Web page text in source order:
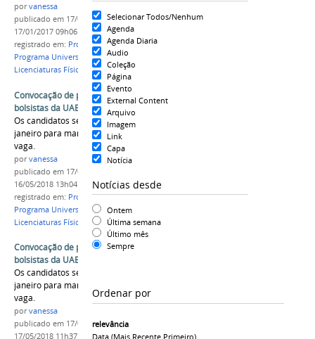
Selecionar Todos/Nenhum
Agenda
Agenda Diaria
Audio
Coleção
Página
Evento
External Content
Arquivo
Imagem
Link
Capa
Notícia
Notícias desde
Ontem
Última semana
Último mês
Sempre
Ordenar por
relevância
Data (mais Recente Primeiro)
porvanessa
publicado em 17/01/2017—última modificaçãoem
17/01/2017 09h06
registrado em: Professores formadores bolsistas
Programa Universidade Aberta do Brasil
Licenciaturas Física e Pedagogia
Convocação de professores formadores
bolsistas da UAB
Os candidatos selecionados têm até o dia 20 de
janeiro para manifestar aceite ou desistência da
vaga.
porvanessa
publicado em 17/01/2017
16/05/2018 13h04
registrado em: Professores formadores bolsistas,
Programa Universidade Aberta do Brasil
Licenciaturas Física e Pedagogia
Convocação de professores formadores
bolsistas da UAB
Os candidatos selecionados têm até o dia 20 de
janeiro para manifestar aceite ou desistência da
vaga.
porvanessa
publicado em 17/01/2017—última modificação
17/05/2018 11h37